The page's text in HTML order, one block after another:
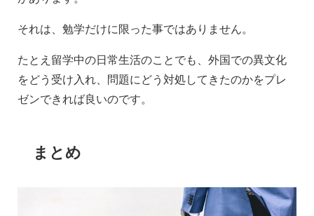
それは、勉学だけに限った事ではありません。
たとえ留学中の日常生活のことでも、外国での異文化
をどう受け入れ、問題にどう対処してきたのかをプレ
ゼンできれば良いのです。
まとめ